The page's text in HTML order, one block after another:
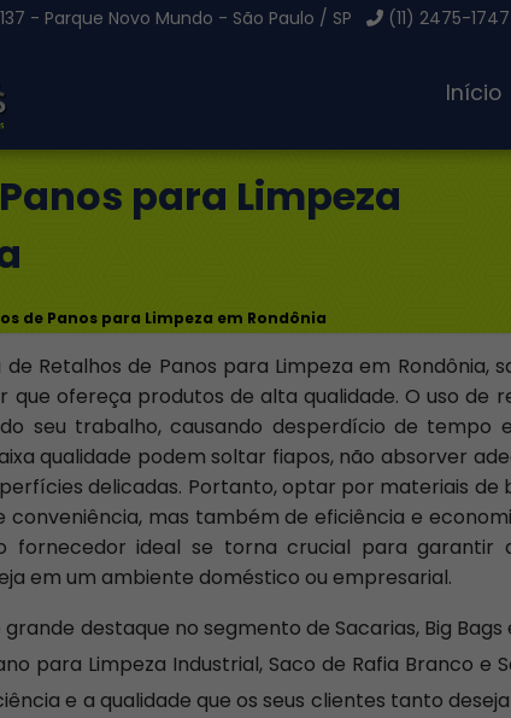
- Parque Novo Mundo - São Paulo / SP (11) 2475-1747
Início
para Limpeza
de Panos para Limpeza em Rondônia
Retalhos de Panos para Limpeza em Rondônia,
que ofereça produtos de alta qualidade. O uso de
seu trabalho, causando desperdício de tempo
qualidade podem soltar fiapos, não absorver
delicadas. Portanto, optar por materiais de
conveniência, mas também de eficiência e
fornecedor ideal se torna crucial para garantir
em um ambiente doméstico ou empresarial.
destaque no segmento de Sacarias, Big
para Limpeza Industrial, Saco de Rafia Branco
e a qualidade que os seus clientes tanto